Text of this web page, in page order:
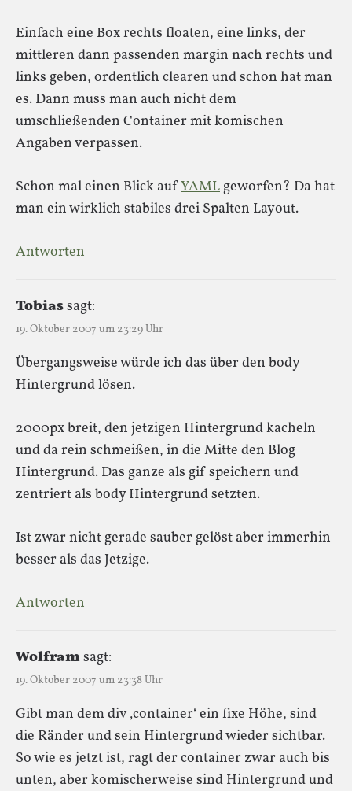
Einfach eine Box rechts floaten, eine links, der
mittleren dann passenden margin nach rechts und
links geben, ordentlich clearen und schon hat man
es. Dann muss man auch nicht dem
umschließenden Container mit komischen
Angaben verpassen.
Schon mal einen Blick aufYAML geworfen? Da hat
man ein wirklich stabiles drei Spalten Layout.
Antworten
Tobiassagt:
19. Oktober 2007 um 23:29 Uhr
Übergangsweise würde ich das über den body
Hintergrund lösen.
2000px breit, den jetzigen Hintergrund kacheln
und da rein schmeißen, in die Mitte den Blog
Hintergrund. Das ganze als gif speichern und
zentriert als body Hintergrund setzten.
Ist zwar nicht gerade sauber gelöst aber immerhin
besser als das Jetzige.
Antworten
Wolframsagt:
19. Oktober 2007 um 23:38 Uhr
Gibt man dem div ‚container‘ ein fixe Höhe, sind
die Ränder und sein Hintergrund wieder sichtbar.
So wie es jetzt ist, ragt der container zwar auch bis
unten, aber komischerweise sind Hintergrund und